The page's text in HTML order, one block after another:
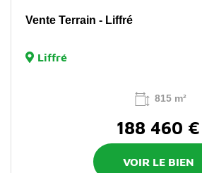
Vente Terrain - Liffré
Liffré
815 m²
188 460 €
VOIR LE BIEN